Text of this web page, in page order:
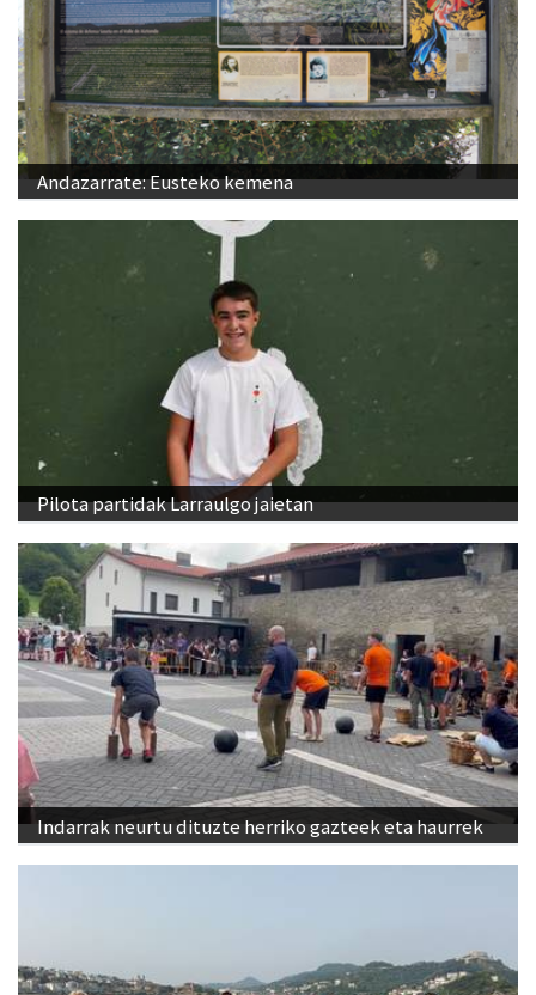
Andazarrate: Eusteko kemena
Pilota partidak Larraulgo jaietan
Indarrak neurtu dituzte herriko gazteek eta haurrek